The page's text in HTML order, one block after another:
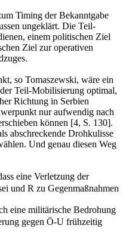
Timing der Bekanntgabe
ungeklärt. Die Teil-
einem politischen Ziel
Ziel zur operativen
so Tomaszewski, wäre ein
Teil-Mobilisierung optimal,
Richtung in Serbien
nur aufwendig nach
können [4, S. 130].
abschreckende Drohkulisse
Und genau diesen Weg
eine Verletzung der
und R zu Gegenmaßnahmen
eine militärische Bedrohung
gegen Ö-U frühzeitig